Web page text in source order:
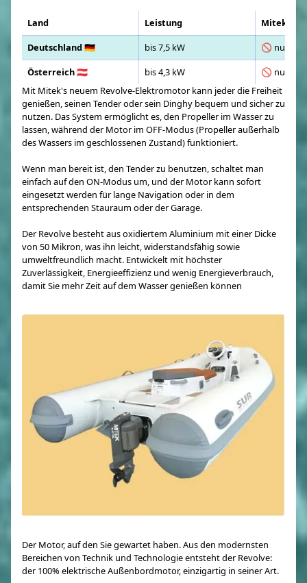
Land Leistung
Mitek
Deutschland 🇩🇪
bis 7,5 kW
🚫 nur mit
Österreich 🇦🇹
bis 4,3 kW
🚫 nur mit
Mit Mitek's neuem Revolve-Elektromotor kann jeder die Freiheit
genießen, seinen Tender oder sein Dinghy bequem und sicher zu
nutzen. Das System ermöglicht es, den Propeller im Wasser zu
lassen, während der Motor im OFF-Modus (Propeller außerhalb
des Wassers im geschlossenen Zustand) funktioniert.
Wenn man bereit ist, den Tender zu benutzen, schaltet man
einfach auf den ON-Modus um, und der Motor kann sofort
eingesetzt werden für lange Navigation oder in dem
entsprechenden Stauraum oder der Garage.
Der Revolve besteht aus oxidiertem Aluminium mit einer Dicke
von 50 Mikron, was ihn leicht, widerstandsfähig sowie
umweltfreundlich macht. Entwickelt mit höchster
Zuverlässigkeit, Energieeffizienz und wenig Energieverbrauch,
damit Sie mehr Zeit auf dem Wasser genießen können
Der Motor, auf den Sie gewartet haben. Aus den modernsten
Bereichen von Technik und Technologie entsteht der Revolve:
der 100% elektrische Außenbordmotor, einzigartig in seiner Art.